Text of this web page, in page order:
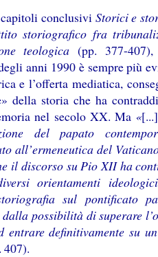
conclusivi Storici e
storiografico fra
teologica(pp. 377-407),
anni 1990 è sempre più
e l’offerta mediatica,
della storia che ha
nel secolo XX. Ma «[...]
del papato
all’ermeneutica del
il discorso su Pio XII ha
orientamenti
sul pontificato
possibilità di superare
definitivamente su
407).